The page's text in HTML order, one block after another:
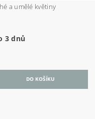
a umělé květiny
3 dnů